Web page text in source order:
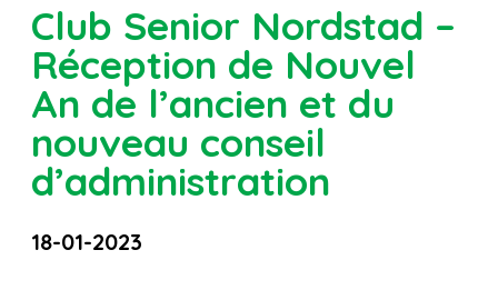
Club Senior Nordstad –
Réception de Nouvel
An de l’ancien et du
nouveau conseil
d’administration
18-01-2023